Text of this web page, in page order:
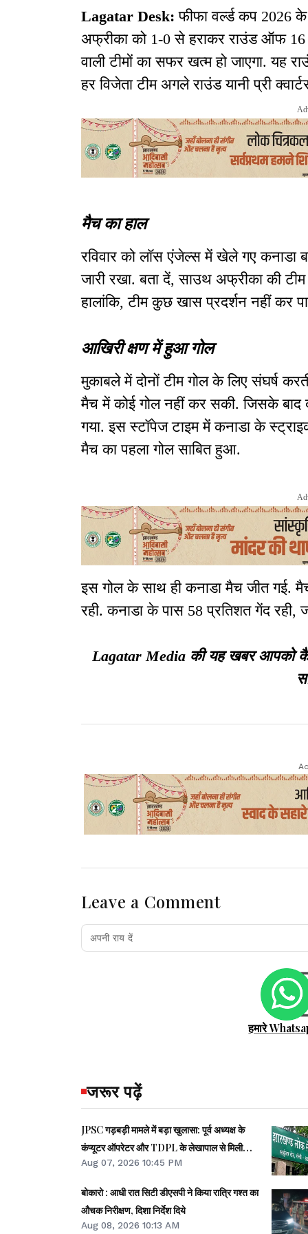
Lagatar Desk:फीफा वर्ल्ड कप
अफ्रीका को 1-0 से हराकर राउंड ऑफ
वाली टीमों का सफर खत्म हो जाएगा. यह
हर विजेता टीम अगले राउंड यानी प्री
मैच का हाल
रविवार को लॉस एंजेल्स में खेले गए कनाडा
जारी रखा. बता दें, साउथ अफ्रीका की
हालांकि, टीम कुछ खास प्रदर्शन नहीं कर
आखिरी क्षण में हुआ गोल
मुकाबले में दोनों टीम गोल के लिए संघर्ष
मैच में कोई गोल नहीं कर सकी. जिसके बाद
गया. इस स्टॉपेज टाइम में कनाडा के
मैच का पहला गोल साबित हुआ.
इस गोल के साथ ही कनाडा मैच जीत गई.
रही. कनाडा के पास 58 प्रतिशत गेंद
Lagatar Media की यह खबर आपको
Leave a Comment
हमारे
जरूर पढ़ें
JPSC गड़बड़ी मामले में बड़ा खुलासा: पूर्व अध्यक्ष के
कंप्यूटर ऑपरेटर और TDPL के लेखापाल से मिली
अहम जानकारी
Aug 07, 2026 10:45 PM
बोकारो : आधी रात सिटी डीएसपी ने किया रात्रि गश्त का
औचक निरीक्षण, दिशा निर्देश दिये
Aug 08, 2026 10:13 AM